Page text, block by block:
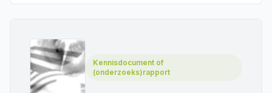
Kennisdocument of
(onderzoeks)rapport